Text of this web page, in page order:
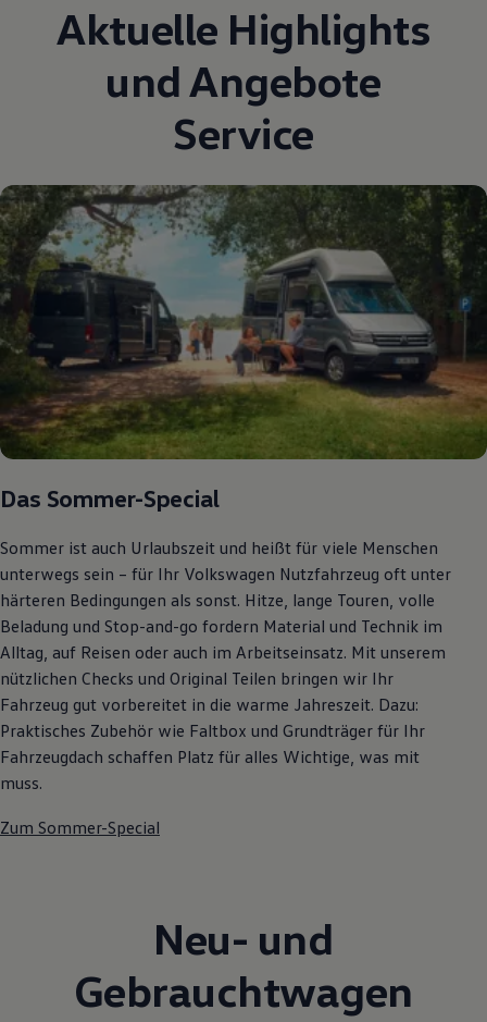
Aktuelle Highlights
und Angebote
Service
Das Sommer-Special
Sommer ist auch Urlaubszeit und heißt für viele Menschen
unterwegs sein – für Ihr Volkswagen Nutzfahrzeug oft unter
härteren Bedingungen als sonst. Hitze, lange Touren, volle
Beladung und Stop-and-go fordern Material und Technik im
Alltag, auf Reisen oder auch im Arbeitseinsatz. Mit unserem
nützlichen Checks und Original Teilen bringen wir Ihr
Fahrzeug gut vorbereitet in die warme Jahreszeit. Dazu:
Praktisches Zubehör wie Faltbox und Grundträger für Ihr
Fahrzeugdach schaffen Platz für alles Wichtige, was mit
muss.
Zum Sommer-Special
Neu- und
Gebrauchtwagen